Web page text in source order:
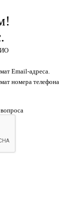
Email-адреса.
номера телефона